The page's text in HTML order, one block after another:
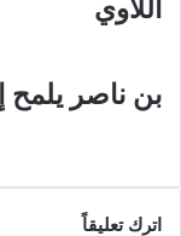
اللاوي
بن ناصر يلمح
اترك تعليقاً